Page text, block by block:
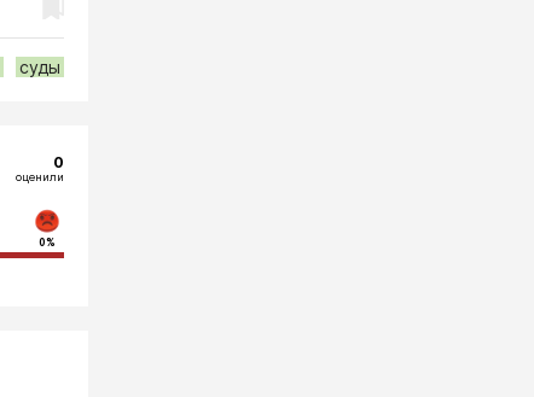
суды
0
оценили
0%